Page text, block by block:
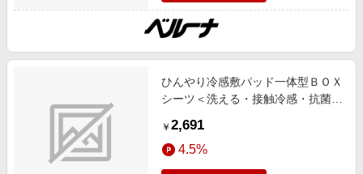
色追加,動画あり
ひんやり冷感敷パッド一体型ＢＯＸ
シーツ＜洗える・接触冷感・抗菌防
ツ・寝苦しさ対策＞ ラベンダーグ
レー シングル インテリア ムジ
iellio 春号 ひんやりアイテム,接触冷
￥ 2,691
4.5%